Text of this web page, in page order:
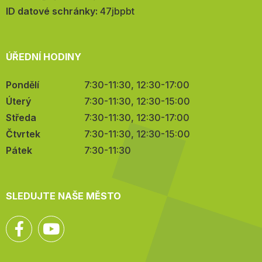
mail:
ID datové schránky: 47jbpbt
ÚŘEDNÍ HODINY
Pondělí
7:30-11:30, 12:30-17:00
Úterý
7:30-11:30, 12:30-15:00
Středa
7:30-11:30, 12:30-17:00
Čtvrtek
7:30-11:30, 12:30-15:00
Pátek
7:30-11:30
SLEDUJTE NAŠE MĚSTO
Facebook